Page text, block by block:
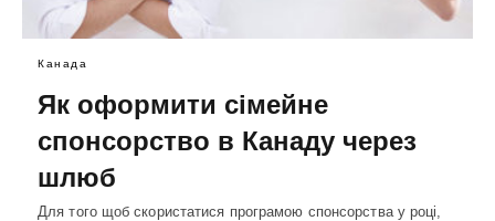
Канада
Як оформити сімейне
спонсорство в Канаду через
шлюб
Для того щоб скористатися програмою спонсорства у році,